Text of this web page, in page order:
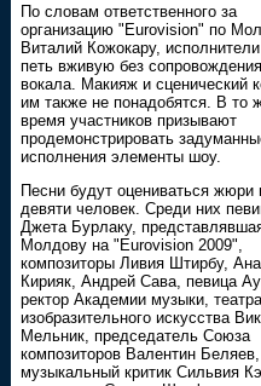
По словам ответственного за
организацию "Eurovision" по
Виталий Кожокару,
петь вживую без
вокала. Макияж и сценический
им также не понадобятся. В то
время участников призывают
продемонстрировать
исполнения элементы шоу.
Песни будут оцениваться жюри
девяти человек. Среди них
Джета Бурлаку,
Молдову на "Eurovision 2009",
композиторы Ливия Штирбу,
Кирияк, Андрей Сава, певица
ректор Академии музыки,
изобразительного искусства
Мельник, председатель Союза
композиторов Валентин Беляев,
музыкальный критик Сильвия